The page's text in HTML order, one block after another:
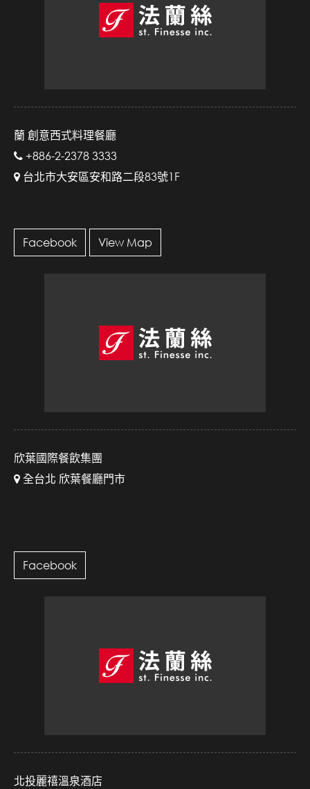
蘭 創意西式料理餐廳
+886-2-2378 3333
台北市大安區安和路二段83號1F
Facebook View Map
欣葉國際餐飲集團
全台北 欣葉餐廳門市
Facebook
北投麗禧溫泉酒店